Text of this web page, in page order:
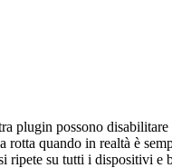
plugin possono
quando in realtà è
ripete su tutti i dispositivi e